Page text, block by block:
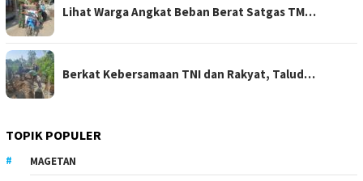
Lihat Warga Angkat Beban Berat Satgas TM…
Berkat Kebersamaan TNI dan Rakyat, Talud…
TOPIK POPULER
MAGETAN